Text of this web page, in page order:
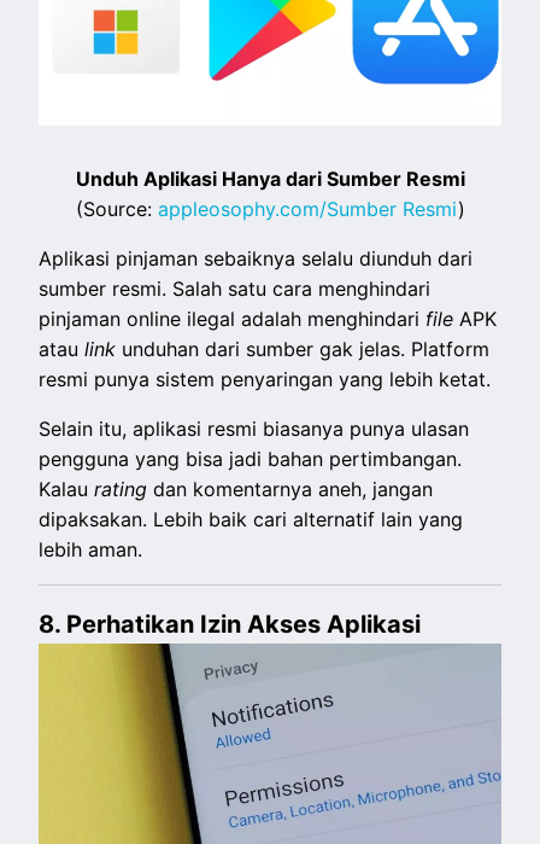
Unduh Aplikasi Hanya dari Sumber Resmi
(Source: appleosophy.com/Sumber Resmi)
Aplikasi pinjaman sebaiknya selalu diunduh dari
sumber resmi. Salah satu cara menghindari
pinjaman online ilegal adalah menghindari fileAPK
ataulink unduhan dari sumber gak jelas. Platform
resmi punya sistem penyaringan yang lebih ketat.
Selain itu, aplikasi resmi biasanya punya ulasan
pengguna yang bisa jadi bahan pertimbangan.
Kalauratingdan komentarnya aneh, jangan
dipaksakan. Lebih baik cari alternatif lain yang
lebih aman.
8. Perhatikan Izin Akses Aplikasi